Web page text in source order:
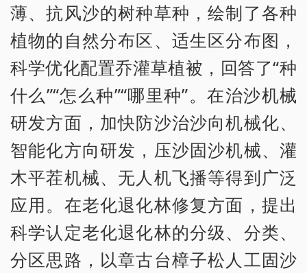
薄、抗风沙的树种草种，绘制了各种
植物的自然分布区、适生区分布图，
科学优化配置乔灌草植被，回答了“种
什么”“怎么种”“哪里种”。在治沙机械
研发方面，加快防沙治沙向机械化、
智能化方向研发，压沙固沙机械、灌
木平茬机械、无人机飞播等得到广泛
应用。在老化退化林修复方面，提出
科学认定老化退化林的分级、分类、
分区思路，以章古台樟子松人工固沙